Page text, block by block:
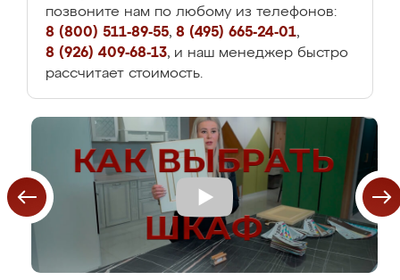
позвоните нам по любому из телефонов:
8 (800) 511-89-55, 8 (495) 665-24-01,
8 (926) 409-68-13, и наш менеджер быстро
рассчитает стоимость.